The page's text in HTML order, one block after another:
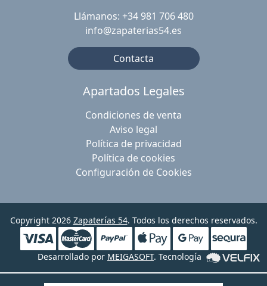
Llámanos: +34 981 706 480
info@zapaterias54.es
Contacta
Apartados Legales
Condiciones de venta
Aviso legal
Política de privacidad
Política de cookies
Configuración de Cookies
Copyright 2026 Zapaterías 54. Todos los derechos reservados.
Desarrollado por MEIGASOFT. Tecnología